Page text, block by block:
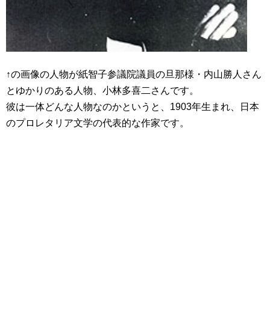
↑の画像の人物が紙智子参議院議員の旦那様・内山勝人さん
とゆかりのある人物、小林多喜二さんです。
彼は一体どんな人物なのかというと、1903年生まれ、日本
のプロレタリア文学の代表的な作家です。